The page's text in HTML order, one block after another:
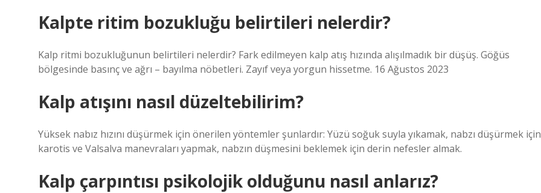
Kalpte ritim bozukluğu belirtileri nelerdir?
Kalp ritmi bozukluğunun belirtileri nelerdir? Fark edilmeyen kalp atış hızında alışılmadık bir düşüş. Göğüs
bölgesinde basınç ve ağrı – bayılma nöbetleri. Zayıf veya yorgun hissetme. 16 Ağustos 2023
Kalp atışını nasıl düzeltebilirim?
Yüksek nabız hızını düşürmek için önerilen yöntemler şunlardır: Yüzü soğuk suyla yıkamak, nabzı düşürmek için
karotis ve Valsalva manevraları yapmak, nabzın düşmesini beklemek için derin nefesler almak.
Kalp çarpıntısı psikolojik olduğunu nasıl anlarız?